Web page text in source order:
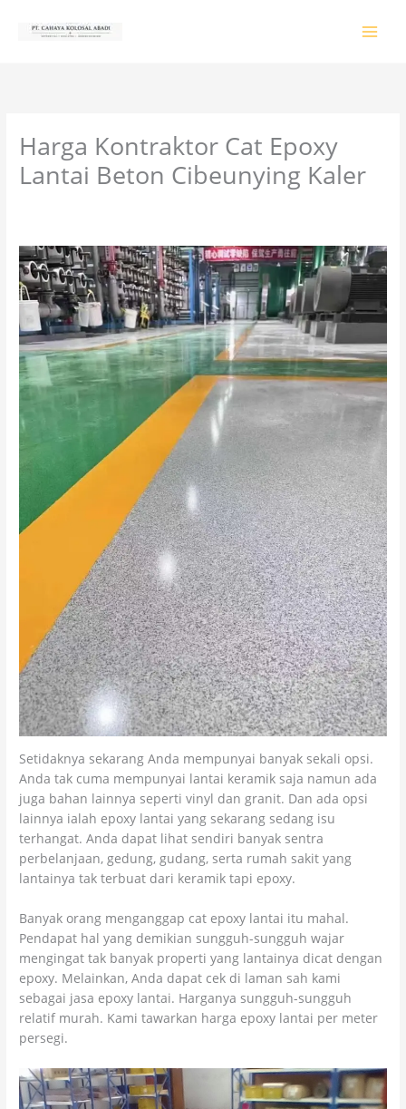
Harga Kontraktor Cat Epoxy
Lantai Beton Cibeunying Kaler
Setidaknya sekarang Anda mempunyai banyak sekali opsi.
Anda tak cuma mempunyai lantai keramik saja namun ada
juga bahan lainnya seperti vinyl dan granit. Dan ada opsi
lainnya ialah epoxy lantai yang sekarang sedang isu
terhangat. Anda dapat lihat sendiri banyak sentra
perbelanjaan, gedung, gudang, serta rumah sakit yang
lantainya tak terbuat dari keramik tapi epoxy.
Banyak orang menganggap cat epoxy lantai itu mahal.
Pendapat hal yang demikian sungguh-sungguh wajar
mengingat tak banyak properti yang lantainya dicat dengan
epoxy. Melainkan, Anda dapat cek di laman sah kami
sebagai jasa epoxy lantai. Harganya sungguh-sungguh
relatif murah. Kami tawarkan harga epoxy lantai per meter
persegi.